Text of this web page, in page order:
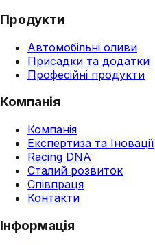
Продукти
Автомобільні оливи
Присадки та додатки
Професійні продукти
Компанія
Компанія
Експертиза та Іновації
Racing DNA
Сталий розвиток
Співпраця
Контакти
Інформація